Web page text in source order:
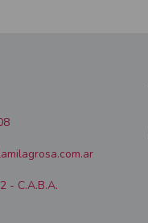
- C.A.B.A.